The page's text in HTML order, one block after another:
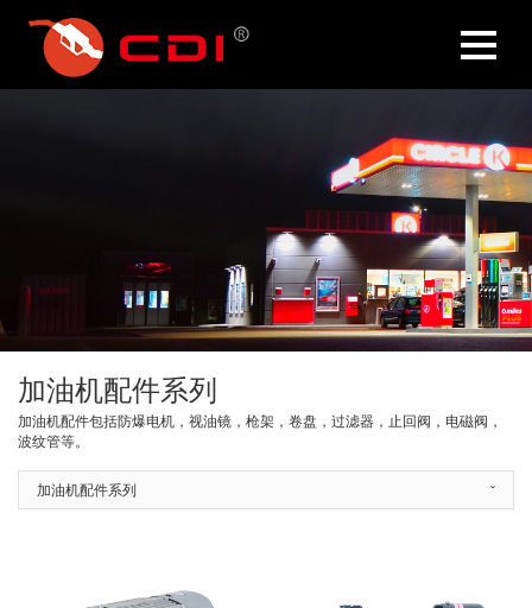
加油机配件系列
加油机配件包括防爆电机，视油镜，枪架，卷盘，过滤器，止回阀，电磁阀，
波纹管等。
加油机配件系列